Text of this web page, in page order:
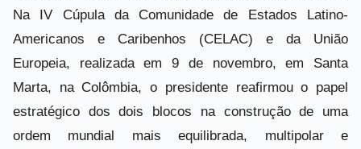
Na IV Cúpula da Comunidade de Estados Latino-
Americanos e Caribenhos (CELAC) e da União
Europeia, realizada em 9 de novembro, em Santa
Marta, na Colômbia, o presidente reafirmou o papel
estratégico dos dois blocos na construção de uma
ordem mundial mais equilibrada, multipolar e